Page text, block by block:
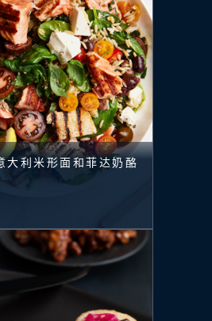
大利米形面和菲达奶酪